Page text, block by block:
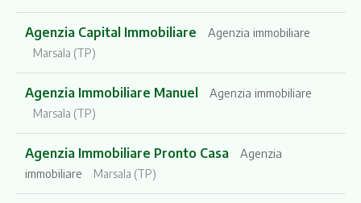
Agenzia Capital Immobiliare Agenzia immobiliare
Marsala (TP)
Agenzia Immobiliare Manuel Agenzia immobiliare
Marsala (TP)
Agenzia Immobiliare Pronto Casa
Agenzia
immobiliare
Marsala (TP)